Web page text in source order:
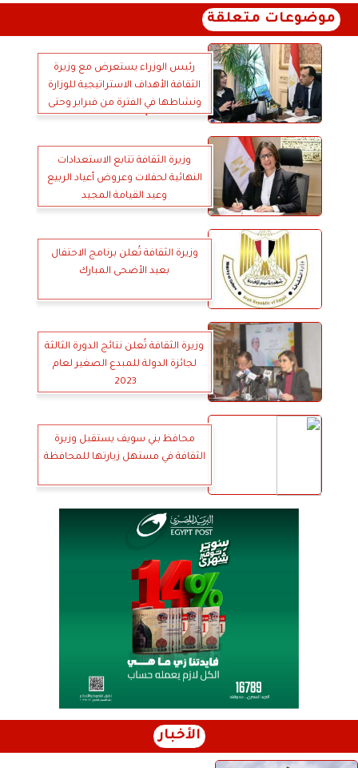
موضوعات متعلقة
رئيس الوزراء يستعرض مع وزيرة
الثقافة الأهداف الاستراتيجية للوزارة
ونشاطها في الفترة من فبراير وحتى
وزيرة الثقافة تتابع الاستعدادات
النهائية لحفلات وعروض أعياد الربيع
وعيد القيامة المجيد
وزيرة الثقافة تُعلن برنامج الاحتفال
بعيد الأضحى المبارك
وزيرة الثقافة تُعلن نتائج ‏الدورة ‏الثالثة
لجائزة الدولة ‏للمبدع الصغير لعام
2023‏ ‏
محافظ بني سويف يستقبل وزيرة
الثقافة في مستهل زيارتها للمحافظة
الأخبار